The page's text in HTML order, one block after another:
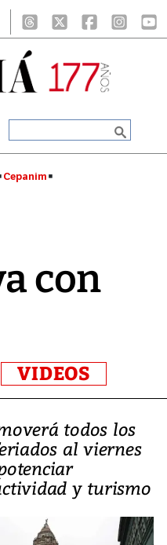
Cepanim
con
VIDEOS
todos los
al viernes
y turismo